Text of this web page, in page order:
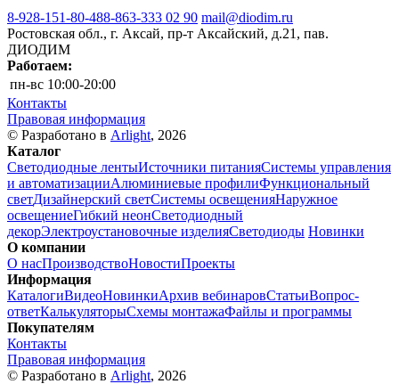
8-928-151-80-488-863-333 02 90 mail@diodim.ru
Ростовская обл., г. Аксай, пр-т Аксайский, д.21, пав.
ДИОДИМ
Работаем:
пн-вс 10:00-20:00
Контакты
Правовая информация
© Разработано в Arlight, 2026
Каталог
Светодиодные лентыИсточники питанияСистемы управления
и автоматизацииАлюминиевые профилиФункциональный
светДизайнерский светСистемы освещенияНаружное
освещениеГибкий неонСветодиодный
декорЭлектроустановочные изделияСветодиоды Новинки
О компании
О насПроизводствоНовостиПроекты
Информация
КаталогиВидеоНовинкиАрхив вебинаровСтатьиВопрос-
ответКалькуляторыСхемы монтажаФайлы и программы
Покупателям
Контакты
Правовая информация
© Разработано в Arlight, 2026